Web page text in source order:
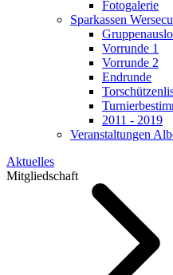
Fotogalerie
Sparkassen
Vorrunde 1
Vorrunde 2
Endrunde
2011 - 2019
Veranstaltungen
Aktuelles
Mitgliedschaft